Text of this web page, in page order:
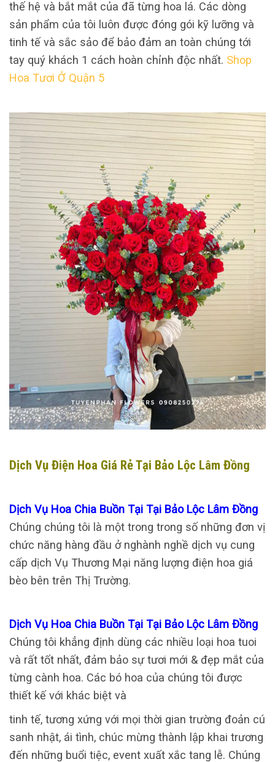
thế hệ và bắt mắt của đã từng hoa lá. Các dòng
sản phẩm của tôi luôn được đóng gói kỹ lưỡng và
tinh tế và sắc sảo để bảo đảm an toàn chúng tới
tay quý khách 1 cách hoàn chỉnh độc nhất. Shop
Hoa Tươi Ở Quận 5
Dịch Vụ Điện Hoa Giá Rẻ Tại Bảo Lộc Lâm Đồng
Dịch Vụ Hoa Chia Buồn Tại Tại Bảo Lộc Lâm Đồng
Chúng chúng tôi là một trong trong số những đơn vị
chức năng hàng đầu ở nghành nghề dịch vụ cung
cấp dịch Vụ Thương Mại năng lượng điện hoa giá
bèo bên trên Thị Trường.
Dịch Vụ Hoa Chia Buồn Tại Tại Bảo Lộc Lâm Đồng
Chúng tôi khẳng định dùng các nhiều loại hoa tuoi
và rất tốt nhất, đảm bảo sự tươi mới & đẹp mắt của
từng cành hoa. Các bó hoa của chúng tôi được
thiết kế với khác biệt và
tinh tế, tương xứng với mọi thời gian trường đoản cú
sanh nhật, ái tình, chúc mừng thành lập khai trương
đến những buổi tiệc, event xuất xắc tang lễ. Chúng